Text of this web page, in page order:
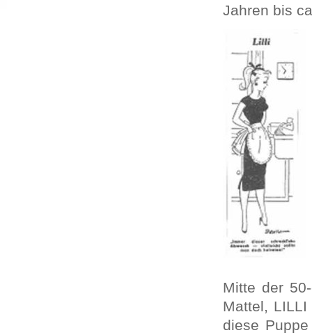
Jahren bis
Mitte der
Mattel,
diese